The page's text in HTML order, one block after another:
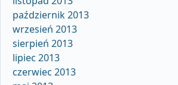
październik 2013
wrzesień 2013
sierpień 2013
lipiec 2013
czerwiec 2013